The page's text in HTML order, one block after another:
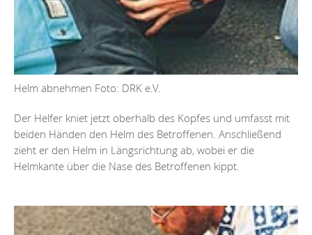
Helm abnehmen Foto: DRK e.V.
Der Helfer kniet jetzt oberhalb des Kopfes und umfasst mit
beiden Händen den Helm des Betroffenen. Anschließend
zieht er den Helm in Längsrichtung ab, wobei er die
Helmkante über die Nase des Betroffenen kippt.